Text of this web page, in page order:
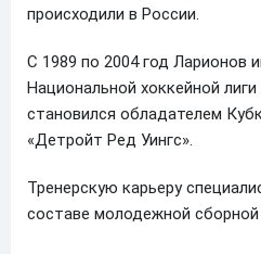
происходили в России.
С 1989 по 2004 год Ларионов
Национальной хоккейной
становился обладателем
«Детройт Ред Уингс».
Тренерскую карьеру
составе молодежной